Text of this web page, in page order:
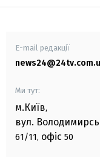
E-mail редакції
Ми тут:
м.Київ,
вул.
61/11, офіс 50